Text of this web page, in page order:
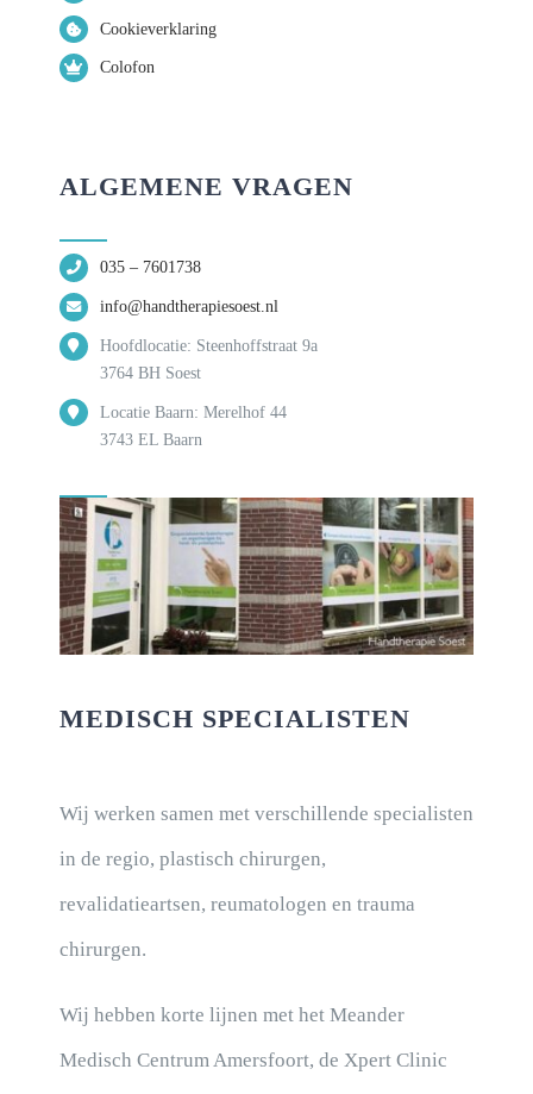
Cookieverklaring
Colofon
ALGEMENE VRAGEN
035 – 7601738
info@handtherapiesoest.nl
Hoofdlocatie: Steenhoffstraat 9a
3764 BH Soest
Locatie Baarn: Merelhof 44
3743 EL Baarn
MEDISCH SPECIALISTEN
Wij werken samen met verschillende specialisten
in de regio, plastisch chirurgen,
revalidatieartsen, reumatologen en trauma
chirurgen.
Wij hebben korte lijnen met het Meander
Medisch Centrum Amersfoort, de Xpert Clinic